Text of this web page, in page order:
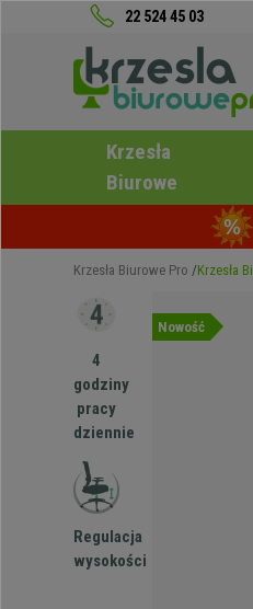
22 524 45 03
Krzesła
Biurowe
Krzesła Biurowe Pro Krzesła
4
godziny
pracy
dziennie
Regulacja
wysokości
Nowość